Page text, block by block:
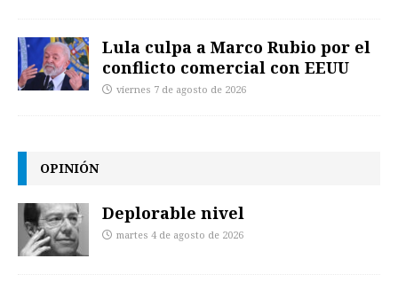
Lula culpa a Marco Rubio por el
conflicto comercial con EEUU
viernes 7 de agosto de 2026
OPINIÓN
Deplorable nivel
martes 4 de agosto de 2026